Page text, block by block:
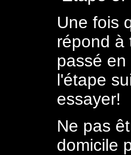
Une fois
répond à
passé
l'étape
essayer!
Ne pas
domicile